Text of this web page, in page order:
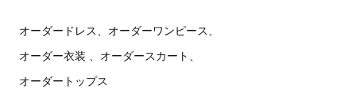
オーダードレス、オーダーワンピース、
オーダー衣装 、オーダースカート、
オーダートップス